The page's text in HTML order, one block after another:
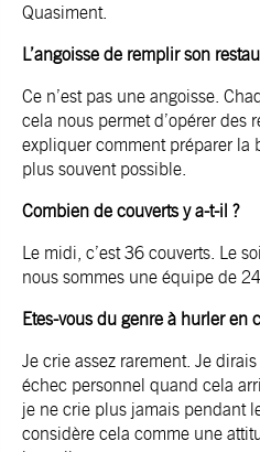
Quasiment.
L’angoisse de remplir son
Ce n’est pas une angoisse.
cela nous permet d’opérer des
expliquer comment préparer la
plus souvent possible.
Combien de couverts y a-t-il ?
Le midi, c’est 36 couverts. Le
nous sommes une équipe de
Etes-vous du genre à hurler en
Je crie assez rarement. Je
échec personnel quand cela
je ne crie plus jamais pendant
considère cela comme une